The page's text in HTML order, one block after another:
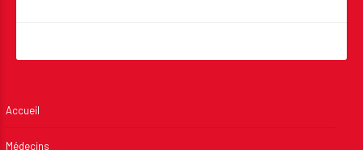
Accueil
Médecins